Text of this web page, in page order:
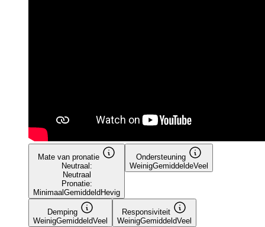
Mate van pronatie
Neutraal:
Neutraal
Pronatie:
MinimaalGemiddeld Hevig
Ondersteuning
WeinigGemiddeldeVeel
Demping
WeinigGemiddeldVeel
Responsiviteit
WeinigGemiddeldVeel